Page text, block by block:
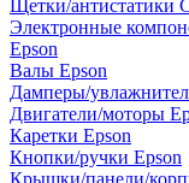
Щетки/антистатики
Электронные
Epson
Валы Epson
Дамперы/
Двигатели/моторы
Каретки Epson
Кнопки/ручки Epson
Крышки/панели/